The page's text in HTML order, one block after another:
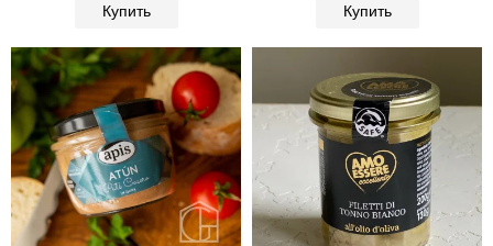
Купить
Купить